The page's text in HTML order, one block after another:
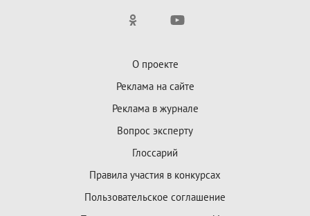
О проекте
Реклама на сайте
Реклама в журнале
Вопрос эксперту
Глоссарий
Правила участия в конкурсах
Пользовательское соглашение